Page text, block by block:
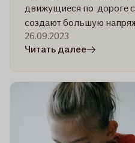
движущиеся по дороге
создают большую
26.09.2023
Читать далеев
более
половины
пешеходов
беспокоят